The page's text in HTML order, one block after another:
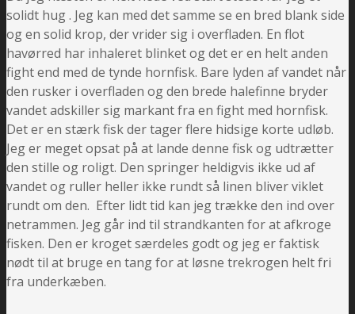
solidt hug . Jeg kan med det samme se en bred blank side
og en solid krop, der vrider sig i overfladen. En flot
havørred har inhaleret blinket og det er en helt anden
fight end med de tynde hornfisk. Bare lyden af vandet når
den rusker i overfladen og den brede halefinne bryder
vandet adskiller sig markant fra en fight med hornfisk.
Det er en stærk fisk der tager flere hidsige korte udløb.
Jeg er meget opsat på at lande denne fisk og udtrætter
den stille og roligt. Den springer heldigvis ikke ud af
vandet og ruller heller ikke rundt så linen bliver viklet
rundt om den. Efter lidt tid kan jeg trække den ind over
netrammen. Jeg går ind til strandkanten for at afkroge
fisken. Den er kroget særdeles godt og jeg er faktisk
nødt til at bruge en tang for at løsne trekrogen helt fri
fra underkæben.